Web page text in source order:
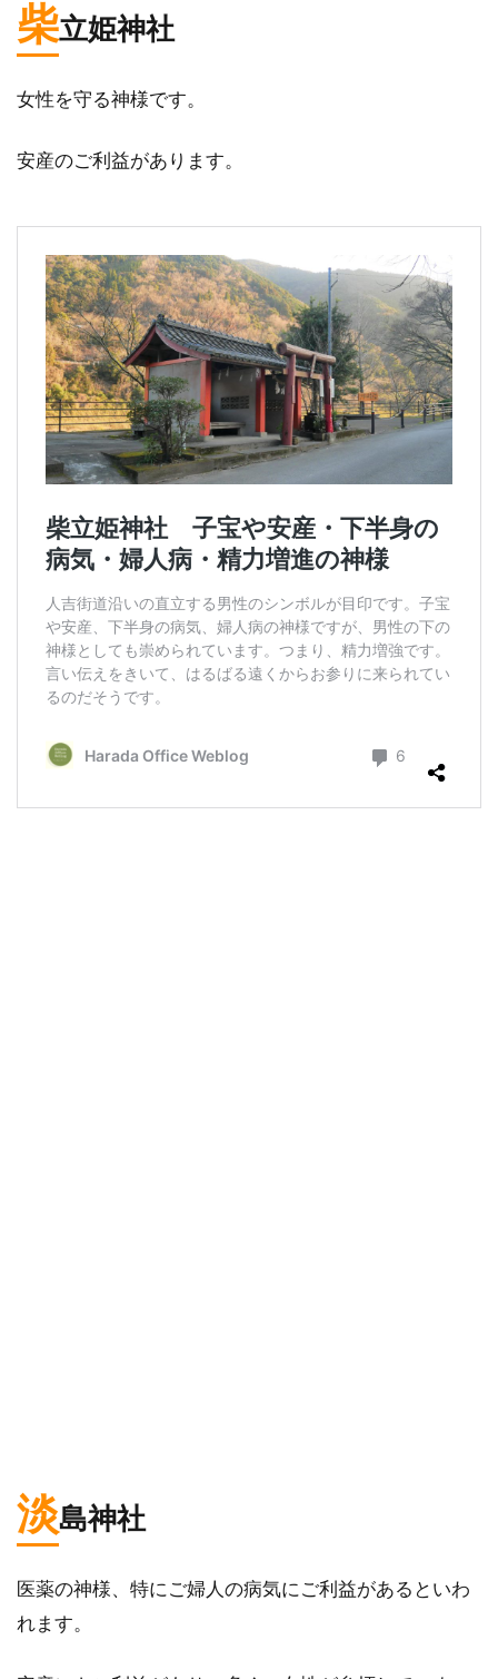
柴立姫神社
女性を守る神様です。
安産のご利益があります。
淡島神社
医薬の神様、特にご婦人の病気にご利益があるといわ
れます。